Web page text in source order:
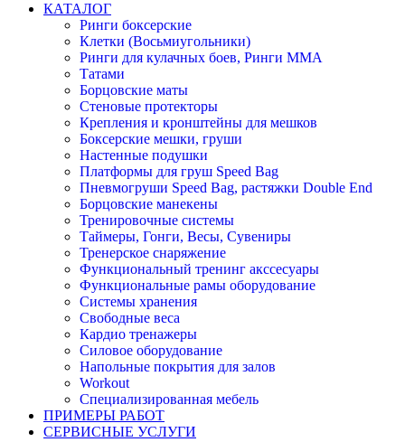
КАТАЛОГ
Ринги боксерские
Клетки (Восьмиугольники)
Ринги для кулачных боев, Ринги ММА
Татами
Борцовские маты
Стеновые протекторы
Крепления и кронштейны для мешков
Боксерские мешки, груши
Настенные подушки
Платформы для груш Speed Bag
Пневмогруши Speed Bag, растяжки Double End
Борцовские манекены
Тренировочные системы
Таймеры, Гонги, Весы, Сувениры
Тренерское снаряжение
Функциональный тренинг акссесуары
Функциональные рамы оборудование
Системы хранения
Свободные веса
Кардио тренажеры
Силовое оборудование
Напольные покрытия для залов
Workout
Специализированная мебель
ПРИМЕРЫ РАБОТ
СЕРВИСНЫЕ УСЛУГИ